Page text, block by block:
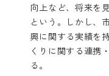
向上など、将来を
という。しかし、
興に関する実績を
くりに関する連携
る。